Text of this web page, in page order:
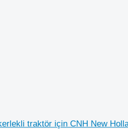
traktör için CNH New